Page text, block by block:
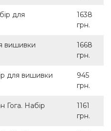
для
1638
грн.
вишивки
1668
грн.
для вишивки
945
грн.
Гога. Набір
1161
грн.